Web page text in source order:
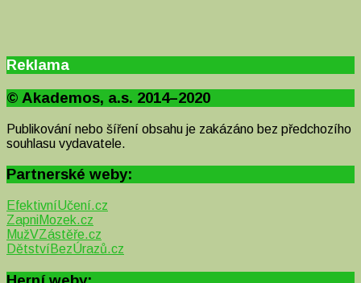
Reklama
© Akademos, a.s. 2014–2020
Publikování nebo šíření obsahu je zakázáno bez předchozího
souhlasu vydavatele.
Partnerské weby:
EfektivníUčení.cz
ZapniMozek.cz
MužVZástěře.cz
DětstvíBezÚrazů.cz